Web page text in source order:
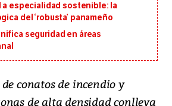
a especialidad sostenible: la
del ‘robusta’ panameño
seguridad en áreas
conatos de incendio y
de alta densidad conlleva